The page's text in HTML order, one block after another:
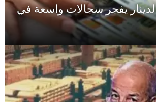
يفجر سجالات واسعة في